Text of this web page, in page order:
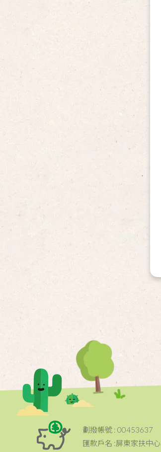
劃撥帳號 : 00453637
匯款戶名 :屏東家扶中心